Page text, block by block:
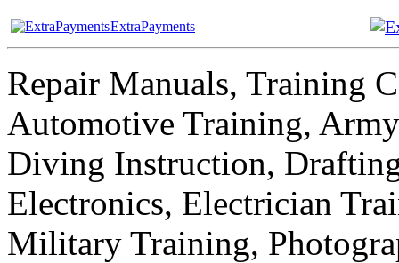
ExtraPayments
Repair Manuals, Training
Automotive Training,
Diving Instruction,
Electronics, Electrician
Military Training,